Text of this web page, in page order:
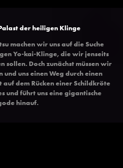
der heiligen Klinge
machen wir uns auf die Suche
Yo-kai-Klinge, die wir jenseits
sollen. Doch zunächst müssen wir
uns einen Weg durch einen
auf dem Rücken einer Schildkröte
und führt uns eine gigantische
hinauf.